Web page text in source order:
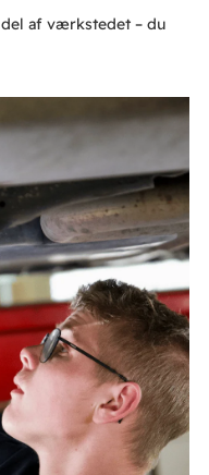
af værkstedet – du